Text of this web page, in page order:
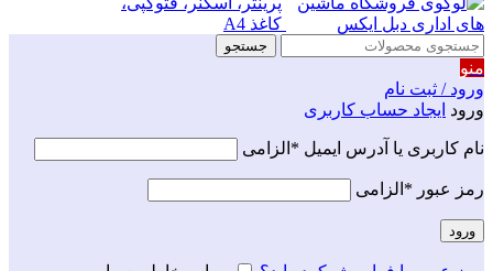
جستجو
منو
ورود / ثبت نام
ورود ایجاد حساب کاربری
نام کاربری یا آدرس ایمیل * الزامی
رمز عبور * الزامی
ورود